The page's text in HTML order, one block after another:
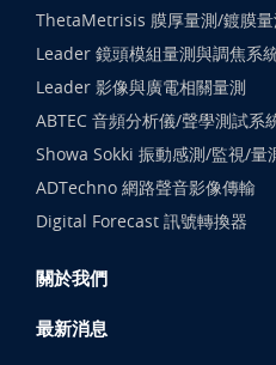
ThetaMetrisis 膜厚量測/鍍膜量
Leader 鏡頭模組量測與調焦系
Leader 影像與廣電相關量測
ABTEC 音頻分析儀/聲學測試系
Showa Sokki 振動感測/監視/量
ADTechno 網路聲音影像傳輸
Digital Forecast 訊號轉換器
關於我們
最新消息